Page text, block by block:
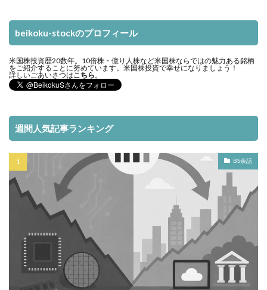
beikoku-stockのプロフィール
米国株投資歴20数年。10倍株・億り人株など米国株ならではの魅力ある銘柄
をご紹介することに努めています。米国株投資で幸せになりましょう！
詳しいごあいさつはこちら 。
週間人気記事ランキング
BS余話